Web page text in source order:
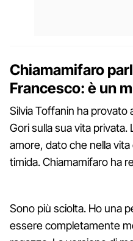
Chiamamifaro
Francesco: è un
Silvia Toffanin ha
Gori sulla sua vita
amore, dato che nella
timida. Chiamamifaro ha
Sono più sciolta. Ho una
essere completamente